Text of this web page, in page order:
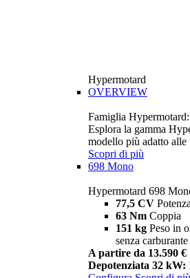
Hypermotard
OVERVIEW
Famiglia
Esplora la gamma
modello più adatto alle
Scopri di più
698 Mono
Hypermotard 698
77,5 CV Potenza
63 Nm Coppia
151 kg Peso in
senza carburante
A partire da 13.590 €
Depotenziata 32 kW: